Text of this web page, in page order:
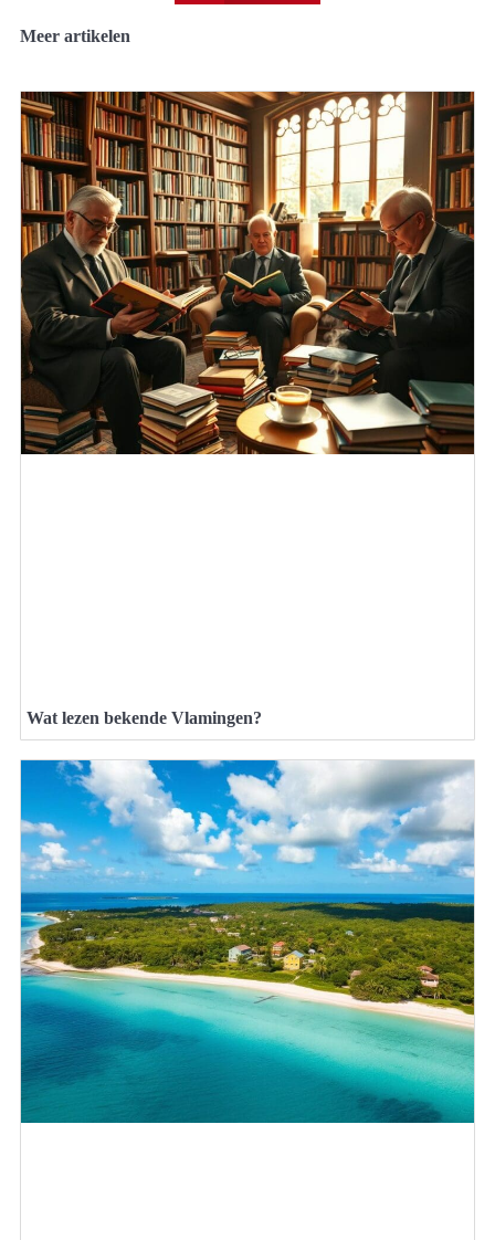
Meer artikelen
Wat lezen bekende Vlamingen?